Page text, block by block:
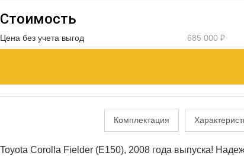
Стоимость
Цена без учета выгод 685 000 ₽
Комплектация
Toyota Corolla Fielder (E150), 2008 года выпуска!